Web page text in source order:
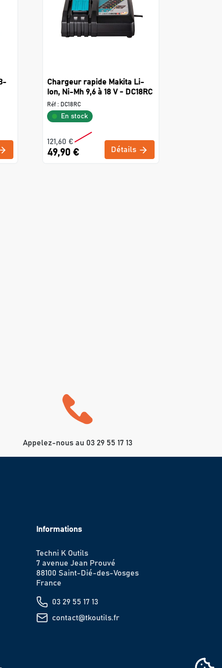
Chargeur rapide Makita Li-
Ion, Ni-Mh 9,6 à 18 V - DC18RC
Réf : DC18RC
En stock
121,60 €
49,90 € Détails
Appelez-nous au 03 29 55 17 13
Informations
Techni K Outils
7 avenue Jean Prouvé
88100 Saint-Dié-des-Vosges
France
03 29 55 17 13
contact@tkoutils.fr